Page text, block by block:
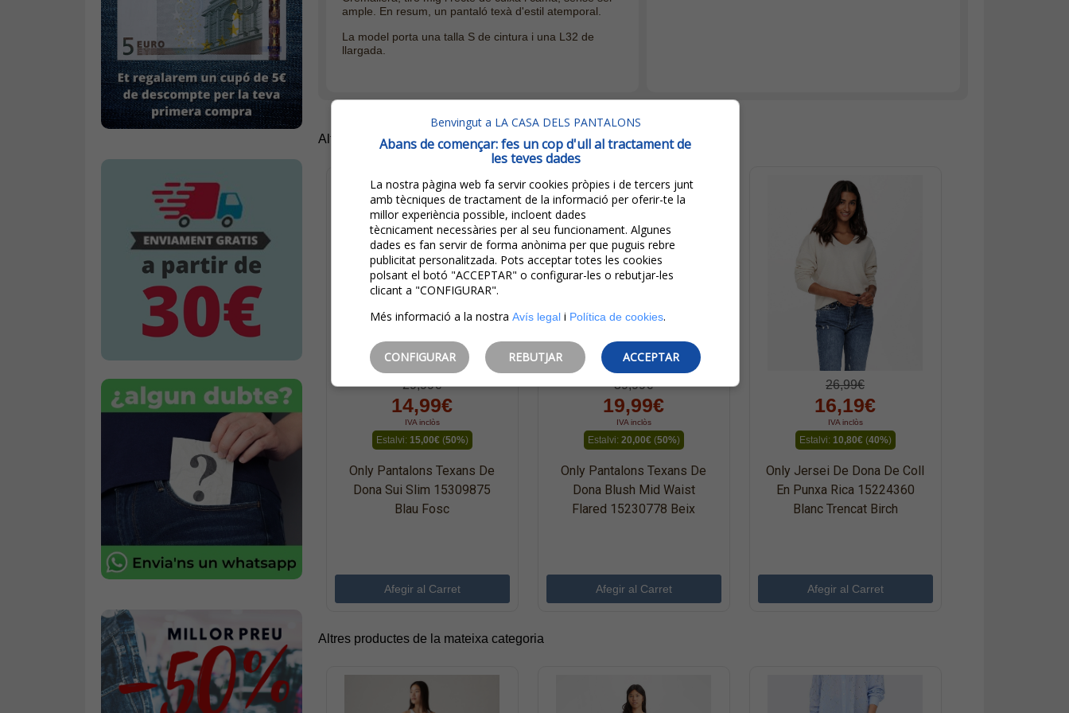
ample. En resum, un pantaló texà d'estil atemporal.
La model porta una talla S de cintura i una L32 de
llargada.
Altres productes de la mateixa marca
29,99€
14,99€
IVA inclòs
Estalvi: 15,00€(50%)
Only Pantalons Texans De
Dona Sui Slim 15309875
Blau Fosc
39,99€
19,99€
IVA inclòs
Estalvi: 20,00€(50%)
Only Pantalons Texans De
Dona Blush Mid Waist
Flared 15230778 Beix
26,99€
16,19€
IVA inclòs
Estalvi: 10,80€(40%)
Only Jersei De Dona De Coll
En Punxa Rica 15224360
Blanc Trencat Birch
Altres productes de la mateixa categoria
Benvingut a LA CASA DELS PANTALONS
Abans de començar: fes un cop d'ull al tractament de
les teves dades
La nostra pàgina web fa servir cookies pròpies i de tercers junt
amb tècniques de tractament de la informació per oferir-te la
millor experiència possible, incloent dades
tècnicament necessàries per al seu funcionament. Algunes
dades es fan servir de forma anònima per que puguis rebre
publicitat personalitzada. Pots acceptar totes les cookies
polsant el botó "ACCEPTAR" o configurar-les o rebutjar-les
clicant a "CONFIGURAR".
Més informació a la nostra Avís legal i Política de cookies.
CONFIGURAR REBUTJAR ACCEPTAR